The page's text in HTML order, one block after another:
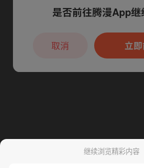
继续浏览精彩内容
本章节仅支持App阅读，可
户7天免费看
是否前往腾漫App继
立
取消